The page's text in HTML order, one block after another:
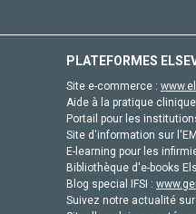
PLATEFORMES
Site e-commerce :
Aide à la pratique
Portail pour les
Site d'information sur
E-learning pour les
Bibliothèque d'e-books
Blog special IFSI :
Suivez notre actualité